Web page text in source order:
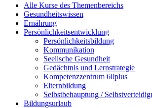
Alle Kurse des Themenbereichs
Gesundheitswissen
Ernährung
Persönlichkeitsentwicklung
Persönlichkeitsbildung
Kommunikation
Seelische Gesundheit
Gedächtnis und Lernstrategie
Kompetenzzentrum 60plus
Elternbildung
Selbstbehauptung /
Bildungsurlaub